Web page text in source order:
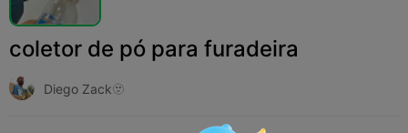
coletor de pó para furadeira
Diego Zack🫥